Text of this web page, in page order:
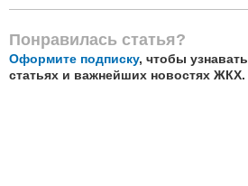
Понравилась статья?
Оформите подписку, чтобы
статьях и важнейших новостях ЖКХ.